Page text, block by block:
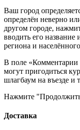
Ваш город
определён неверно
другом городе,
вводить его название
региона и
В поле «Комментарии
могут пригодиться
шлагбаум на въезде и
Нажмите
Доставка